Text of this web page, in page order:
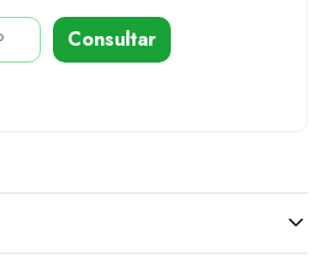
Consultar